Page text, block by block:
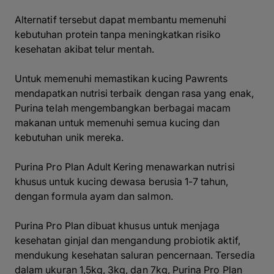
Alternatif tersebut dapat membantu memenuhi
kebutuhan protein tanpa meningkatkan risiko
kesehatan akibat telur mentah.
Untuk memenuhi memastikan kucing Pawrents
mendapatkan nutrisi terbaik dengan rasa yang enak,
Purina telah mengembangkan berbagai macam
makanan untuk memenuhi semua kucing dan
kebutuhan unik mereka.
Purina Pro Plan Adult Kering menawarkan nutrisi
khusus untuk kucing dewasa berusia 1-7 tahun,
dengan formula ayam dan salmon.
Purina Pro Plan dibuat khusus untuk menjaga
kesehatan ginjal dan mengandung probiotik aktif,
mendukung kesehatan saluran pencernaan. Tersedia
dalam ukuran 1,5kg, 3kg, dan 7kg, Purina Pro Plan